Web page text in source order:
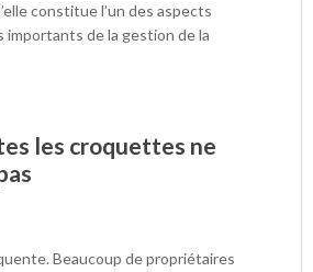
constitue l’un des aspects
de la gestion de la
les croquettes ne
Beaucoup de propriétaires